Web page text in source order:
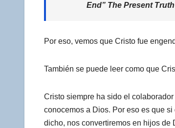
End” The Present Truth
Por eso, vemos que Cristo fue
También se puede leer como que
Cristo siempre ha sido el
conocemos a Dios. Por eso es que
dicho, nos convertiremos en hijos de